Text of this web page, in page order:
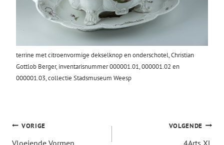
terrine met citroenvormige dekselknop en onderschotel, Christian
Gottlob Berger, inventarisnummer 000001.01, 000001.02 en
000001.03, collectie Stadsmuseum Weesp
Bericht
VORIGE
Vloeiende Vormen
VOLGENDE
4Arts XL